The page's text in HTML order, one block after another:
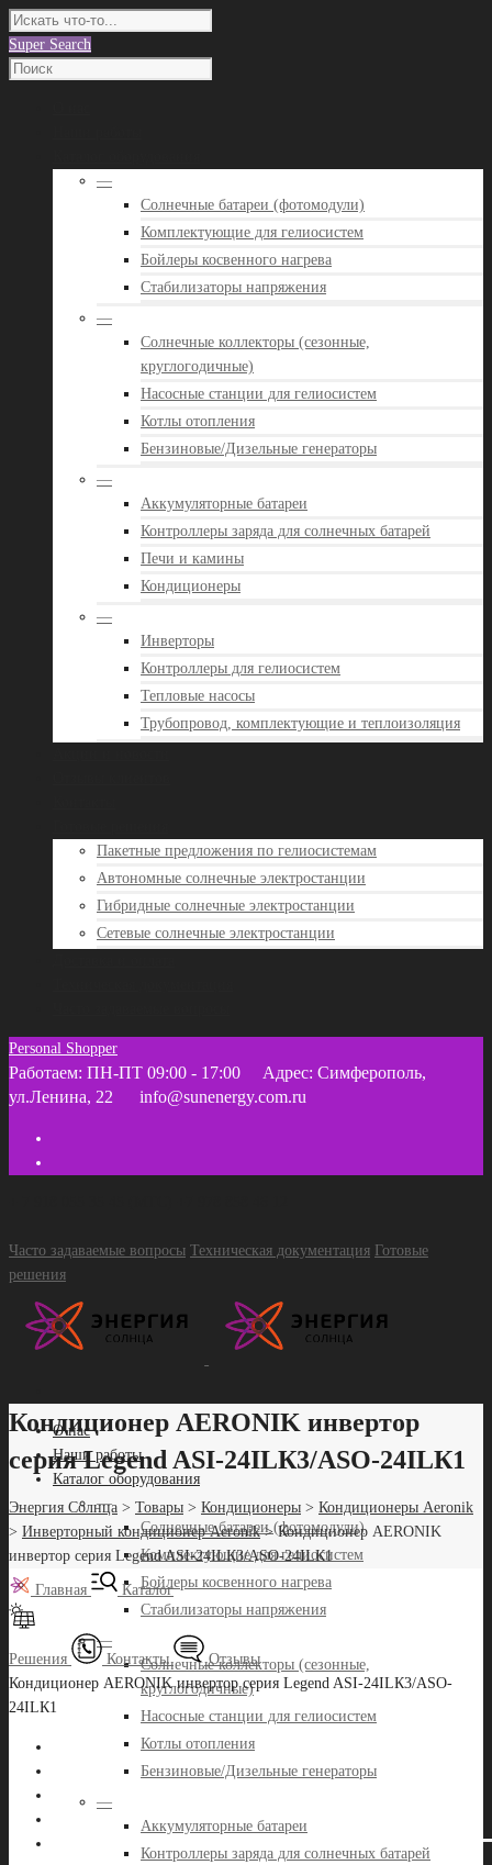
Super Search
—
Солнечные батареи (фотомодули)
Комплектующие для гелиосистем
Бойлеры косвенного нагрева
Стабилизаторы напряжения
—
Солнечные коллекторы (сезонные,
круглогодичные)
Насосные станции для гелиосистем
Котлы отопления
Бензиновые/Дизельные генераторы
—
Аккумуляторные батареи
Контроллеры заряда для солнечных батарей
Печи и камины
Кондиционеры
—
Инверторы
Контроллеры для гелиосистем
Тепловые насосы
Трубопровод, комплектующие и теплоизоляция
Пакетные предложения по гелиосистемам
Автономные солнечные электростанции
Гибридные солнечные электростанции
Сетевые солнечные электростанции
Personal Shopper
Работаем: ПН-ПТ 09:00 - 17:00
Адрес: Симферополь,
ул.Ленина, 22
info@sunenergy.com.ru
Часто задаваемые вопросы Техническая документация Готовые
решения
О нас
Наши работы
Каталог оборудования
—
Солнечные батареи (фотомодули)
Комплектующие для гелиосистем
Бойлеры косвенного нагрева
Стабилизаторы напряжения
—
Солнечные коллекторы (сезонные,
круглогодичные)
Насосные станции для гелиосистем
Котлы отопления
Бензиновые/Дизельные генераторы
—
Аккумуляторные батареи
Контроллеры заряда для солнечных батарей
Кондиционер AERONIK инвертор
серия Legend ASI-24ILК3/ASO-24ILК1
Энергия Солнца > Товары > Кондиционеры > Кондиционеры Aeronik
> Инверторный кондиционер Aeronik>Кондиционер AERONIK
инвертор серия Legend ASI-24ILК3/ASO-24ILК1
Главная Каталог
Решения Контакты
Отзывы
Кондиционер AERONIK инвертор серия Legend ASI-24ILК3/ASO-
24ILК1